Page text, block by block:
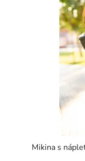
Mikina s